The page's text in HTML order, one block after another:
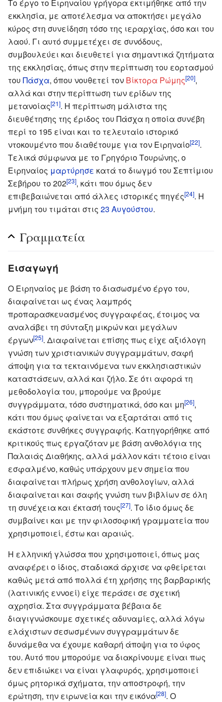
Το έργο το Ειρηναίου γρήγορα εκτιμήθηκε από την
εκκλησία, με αποτέλεσμα να αποκτήσει μεγάλο
κύρος στη συνείδηση τόσο της ιεραρχίας, όσο και του
λαού. Γι αυτό συμμετέχει σε συνόδους,
συμβουλεύει και διευθετεί για σημαντικά ζητήματα
της εκκλησίας, όπως στην περίπτωση του εορτασμού
του Πάσχα, όπου νουθετεί τον Βίκτορα Ρώμης[20],
αλλά και στην περίπτωση των ερίδων της
μετανοίας[21]. Η περίπτωση μάλιστα της
διευθέτησης της έριδος του Πάσχα η οποία συνέβη
περί το 195 είναι και το τελευταίο ιστορικό
ντοκουμέντο που διαθέτουμε για τον Ειρηναίο[22].
Τελικά σύμφωνα με το Γρηγόριο Τουρώνης, ο
Ειρηναίος μαρτύρησε κατά το διωγμό του Σεπτίμιου
Σεβήρου το 202[23], κάτι που όμως δεν
επιβεβαιώνεται από άλλες ιστορικές πηγές[24]. Η
μνήμη του τιμάται στις 23 Αυγούστου.
Γραμματεία
Εισαγωγή
Ο Ειρηναίος με βάση το διασωσμένο έργο του,
διαφαίνεται ως ένας λαμπρός
προπαρασκευασμένος συγγραφέας, έτοιμος να
αναλάβει τη σύνταξη μικρών και μεγάλων
έργων[25]. Διαφαίνεται επίσης πως είχε αξιόλογη
γνώση των χριστιανικών συγγραμμάτων, σαφή
άποψη για τα τεκταινόμενα των εκκλησιαστικών
καταστάσεων, αλλά και ζήλο. Σε ότι αφορά τη
μεθοδολογία του, μπορούμε να βρούμε
συγγράμματα, τόσο συστηματικά, όσο και μη[26],
κάτι που όμως φαίνεται να εξαρτάται από τις
εκάστοτε συνθήκες συγγραφής. Κατηγορήθηκε από
κριτικούς πως εργαζόταν με βάση ανθολόγια της
Παλαιάς Διαθήκης, αλλά μάλλον κάτι τέτοιο είναι
εσφαλμένο, καθώς υπάρχουν μεν σημεία που
διαφαίνεται πλήρως χρήση ανθολογίων, αλλά
διαφαίνεται και σαφής γνώση των βιβλίων σε όλη
τη συνέχεια και έκτασή τους[27]. Το ίδιο όμως δε
συμβαίνει και με την φιλοσοφική γραμματεία που
χρησιμοποιεί, έστω και αραιώς.
Η ελληνική γλώσσα που χρησιμοποιεί, όπως μας
αναφέρει ο ίδιος, σταδιακά άρχισε να φθείρεται
καθώς μετά από πολλά έτη χρήσης της βαρβαρικής
(λατινικής εννοεί) είχε περάσει σε σχετική
αχρησία. Στα συγγράμματα βέβαια δε
διαγιγνώσκουμε σχετικές αδυναμίες, αλλά λόγω
ελάχιστων σεσωσμένων συγγραμμάτων δε
δυνάμεθα να έχουμε καθαρή άποψη για το ύφος
του. Αυτό που μπορούμε να διακρίνουμε είναι πως
δεν επιδιώκει να είναι γλαφυρός, χρησιμοποιεί
όμως ρητορικά σχήματα, την αποστροφή, την
ερώτηση, την ειρωνεία και την εικόνα[28]. Ο